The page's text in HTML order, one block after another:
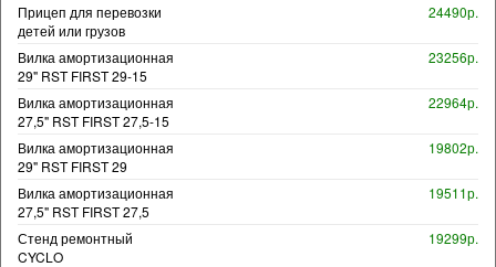
Прицеп для перевозки
детей или грузов
24490р.
Вилка амортизационная
29" RST FIRST 29-15
23256р.
Вилка амортизационная
27,5" RST FIRST 27,5-15
22964р.
Вилка амортизационная
29" RST FIRST 29
19802р.
Вилка амортизационная
27,5" RST FIRST 27,5
19511р.
Стенд ремонтный
CYCLO
19299р.